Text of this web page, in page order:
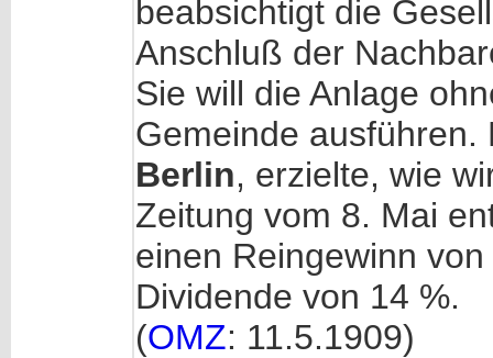
beabsichtigt die
Anschluß der
Sie will die Anlage
Gemeinde
Berlin, erzielte, wie
Zeitung vom 8. Mai
einen Reingewinn
Dividende von 14 %.
(OMZ: 11.5.1909)